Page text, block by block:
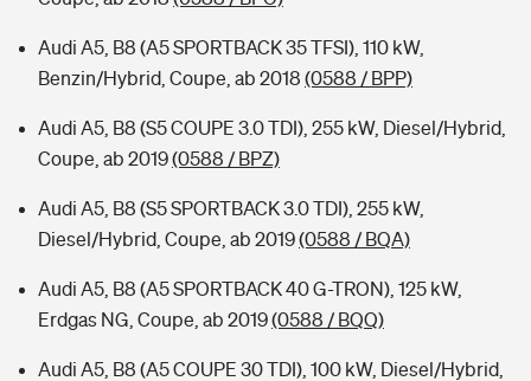
Audi A5, B8 (A5 SPORTBACK 35 TFSI), 110 kW,
Benzin/Hybrid, Coupe, ab 2018 (0588 / BPP)
Audi A5, B8 (S5 COUPE 3.0 TDI), 255 kW, Diesel/Hybrid,
Coupe, ab 2019(0588 / BPZ)
Audi A5, B8 (S5 SPORTBACK 3.0 TDI), 255 kW,
Diesel/Hybrid, Coupe, ab 2019(0588 / BQA)
Audi A5, B8 (A5 SPORTBACK 40 G-TRON), 125 kW,
Erdgas NG, Coupe, ab 2019(0588 / BQQ)
Audi A5, B8 (A5 COUPE 30 TDI), 100 kW, Diesel/Hybrid,